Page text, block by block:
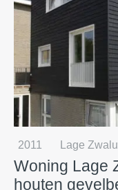
2011 Lage
Woning Lage
houten